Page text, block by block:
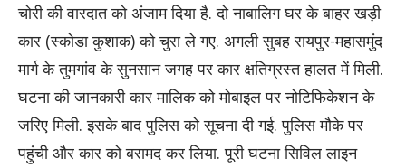
चोरी की वारदात को अंजाम दिया है. दो नाबालिग घर के बाहर खड़ी
कार (स्कोडा कुशाक) को चुरा ले गए. अगली सुबह रायपुर-महासमुंद
मार्ग के तुमगांव के सुनसान जगह पर कार क्षतिग्रस्त हालत में मिली.
घटना की जानकारी कार मालिक को मोबाइल पर नोटिफिकेशन के
जरिए मिली. इसके बाद पुलिस को सूचना दी गई. पुलिस मौके पर
पहुंची और कार को बरामद कर लिया. पूरी घटना सिविल लाइन